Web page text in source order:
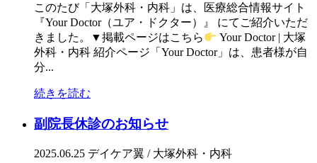
このたび「大塚外科・内科」は、医療総合情報サイト
『Your Doctor（ユア・ドクター）』 にてご紹介いただ
きました。▼掲載ページはこちら
Your Doctor | 大塚
外科・内科 紹介ページ「Your Doctor」は、患者様が自
分...
続きを読む
副院長休診のお知らせ
2025.06.25 デイケア翼 / 大塚外科・内科